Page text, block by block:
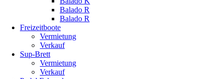
Balado R
Balado R
Freizeitboote
Vermietung
Verkauf
Sup-Brett
Vermietung
Verkauf